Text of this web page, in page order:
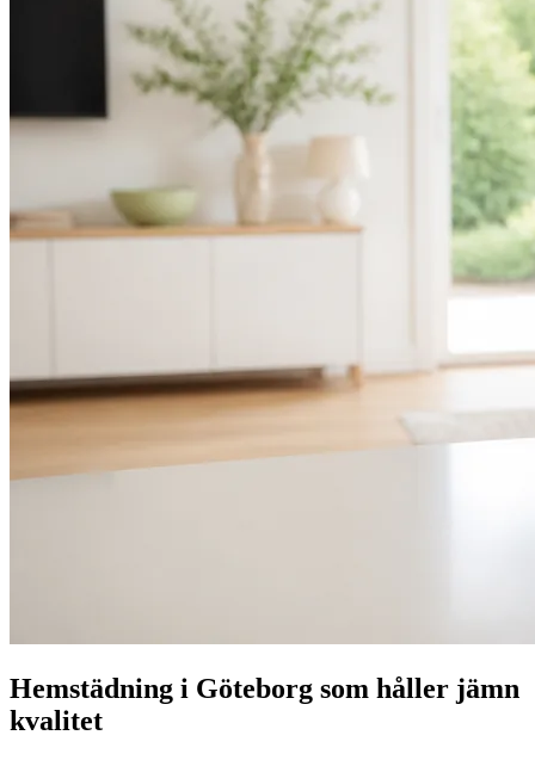
Hemstädning i Göteborg som håller jämn
kvalitet